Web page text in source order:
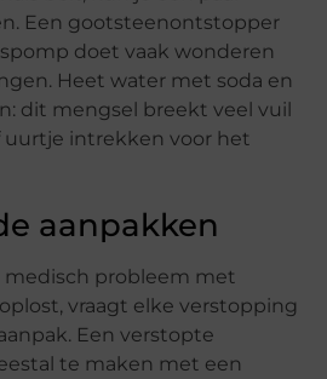
Een gootsteenontstopper
doet vaak wonderen
Heet water met soda en
dit mengsel breekt veel vuil
uurtje intrekken voor het
aanpakken
medisch probleem met
vraagt elke verstopping
Een verstopte
te maken met een